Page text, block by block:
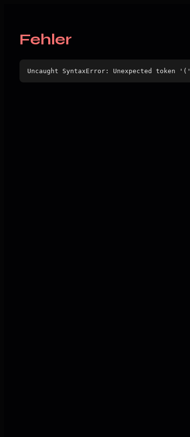
Fehler
Uncaught SyntaxError: Unexpected token '('